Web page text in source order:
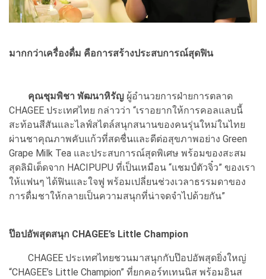
มากกว่าเครื่องดื่ม คือการสร้างประสบการณ์สุดฟิน
คุณชุมพิชา พัฒนาหิรัญ ผู้อำนวยการฝ่ายการตลาด
CHAGEE ประเทศไทย กล่าวว่า “เราอยากให้การคอลแลบนี้
สะท้อนสีสันและไลฟ์สไตล์สนุกสนานของคนรุ่นใหม่ในไทย
ผ่านชาคุณภาพคับแก้วที่สดชื่นและดีต่อสุขภาพอย่าง Green
Grape Milk Tea และประสบการณ์สุดพิเศษ พร้อมของสะสม
สุดลิมิเต็ดจาก HACIPUPU ที่เป็นเหมือน “แชมป์ตัวจิ๋ว” ของเรา
ให้แฟนๆ ได้ฟินและใจฟู พร้อมเปลี่ยนช่วงเวลาธรรมดาของ
การดื่มชาให้กลายเป็นความสนุกที่น่าจดจำไปด้วยกัน”
ป๊อปอัพสุดสนุก CHAGEE’s Little Champion
CHAGEE ประเทศไทยชวนมาสนุกกับป๊อปอัพสุดยิ่งใหญ่
“CHAGEE’s Little Champion” ที่ยกคอร์ทเทนนิส พร้อมอินส